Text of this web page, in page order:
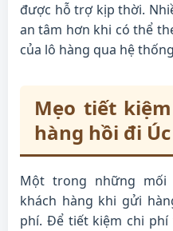
được hỗ trợ kịp thời.
an tâm hơn khi có thể
của lô hàng qua hệ
Mẹo tiết
hàng hồi đi Úc
Một trong những mối
khách hàng khi gửi
phí. Để tiết kiệm chi phí